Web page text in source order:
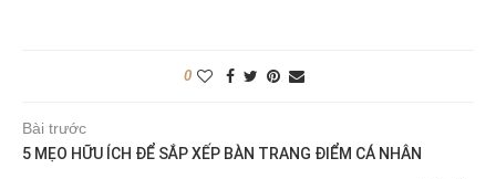
0
Bài trước
5 MẸO HỮU ÍCH ĐỂ SẮP XẾP BÀN TRANG ĐIỂM CÁ NHÂN